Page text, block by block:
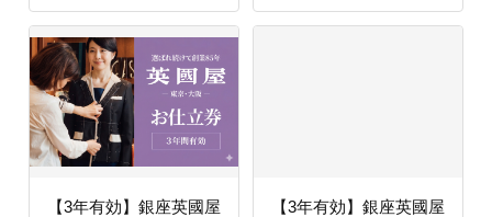
【3年有効】銀座英國屋
【3年有効】銀座英國屋